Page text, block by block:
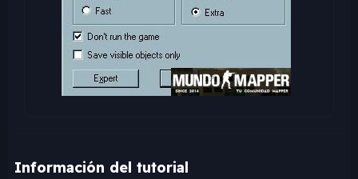
Información del tutorial